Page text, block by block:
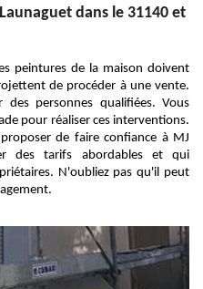
dans le 31140 et
peintures de la maison doivent
de procéder à une vente.
personnes qualifiées. Vous
pour réaliser ces interventions.
de faire confiance à MJ
des tarifs abordables et qui
N'oubliez pas qu'il peut